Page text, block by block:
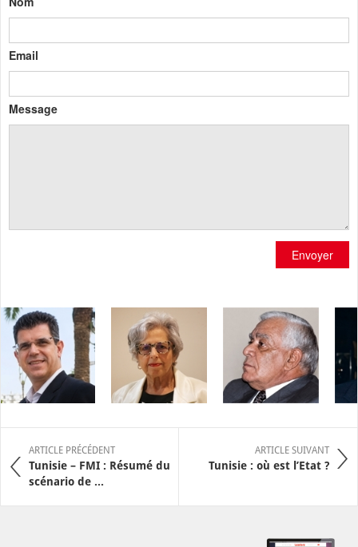
Email
Message
Envoyer
ARTICLE PRÉCÉDENT
Tunisie – FMI : Résumé du
scénario de ...
ARTICLE SUIVANT
Tunisie : où est l’Etat ?